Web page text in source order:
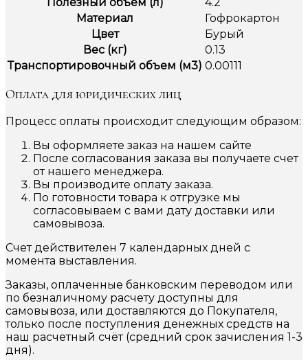
Материал
Гофрокартон
Цвет
Бурый
Вес (кг)
0.13
Транспортировочный объем (м3) 0.00111
Оплата для юридических лиц
Процесс оплаты происходит следующим образом:
Вы оформляете заказ на нашем сайте
После согласования заказа вы получаете счет
от нашего менеджера.
Вы производите оплату заказа.
По готовности товара к отгрузке мы
согласовываем с вами дату доставки или
самовывоза.
Счет действителен 7 календарных дней с
момента выставления.
Заказы, оплаченные банковским переводом или
по безналичному расчету доступны для
самовывоза, или доставляются до Покупателя,
только после поступления денежных средств на
наш расчетный счёт (средний срок зачисления 1-3
дня).